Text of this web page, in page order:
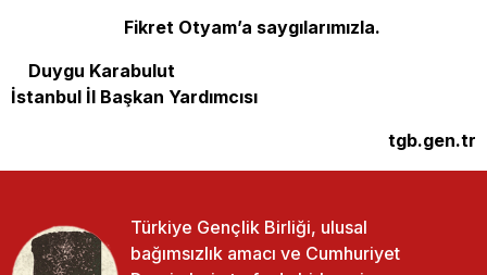
Fikret Otyam’a saygılarımızla.
Duygu Karabulut
İstanbul İl Başkan Yardımcısı
tgb.gen.tr
Türkiye Gençlik Birliği, ulusal
bağımsızlık amacı ve Cumhuriyet